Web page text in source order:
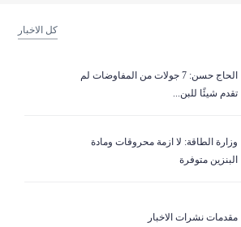
كل الاخبار
الحاج حسن: 7 جولات من المفاوضات لم
تقدم شيئًا للبن...
وزارة الطاقة: لا ازمة محروقات ومادة
البنزين متوفرة
مقدمات نشرات الاخبار